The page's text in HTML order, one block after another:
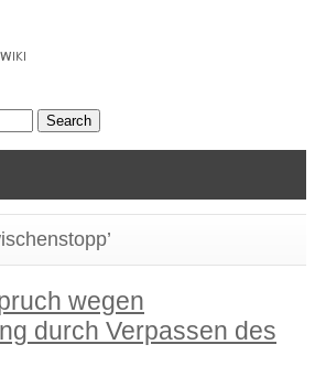
wegen
durch Verpassen des